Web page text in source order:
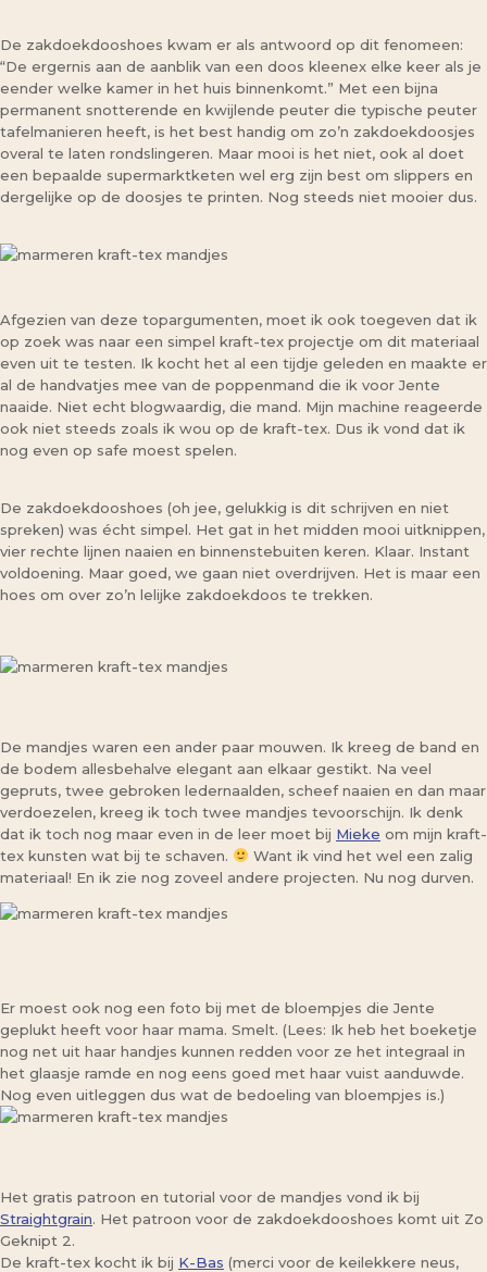
De zakdoekdooshoes kwam er als antwoord op dit fenomeen:
“De ergernis aan de aanblik van een doos kleenex elke keer als je
eender welke kamer in het huis binnenkomt.” Met een bijna
permanent snotterende en kwijlende peuter die typische peuter
tafelmanieren heeft, is het best handig om zo’n zakdoekdoosjes
overal te laten rondslingeren. Maar mooi is het niet, ook al doet
een bepaalde supermarktketen wel erg zijn best om slippers en
dergelijke op de doosjes te printen. Nog steeds niet mooier dus.
Afgezien van deze topargumenten, moet ik ook toegeven dat ik
op zoek was naar een simpel kraft-tex projectje om dit materiaal
even uit te testen. Ik kocht het al een tijdje geleden en maakte er
al de handvatjes mee van de poppenmand die ik voor Jente
naaide. Niet echt blogwaardig, die mand. Mijn machine reageerde
ook niet steeds zoals ik wou op de kraft-tex. Dus ik vond dat ik
nog even op safe moest spelen.
De zakdoekdooshoes (oh jee, gelukkig is dit schrijven en niet
spreken) was écht simpel. Het gat in het midden mooi uitknippen,
vier rechte lijnen naaien en binnenstebuiten keren. Klaar. Instant
voldoening. Maar goed, we gaan niet overdrijven. Het is maar een
hoes om over zo’n lelijke zakdoekdoos te trekken.
De mandjes waren een ander paar mouwen. Ik kreeg de band en
de bodem allesbehalve elegant aan elkaar gestikt. Na veel
gepruts, twee gebroken ledernaalden, scheef naaien en dan maar
verdoezelen, kreeg ik toch twee mandjes tevoorschijn. Ik denk
dat ik toch nog maar even in de leer moet bij Mieke om mijn kraft-
tex kunsten wat bij te schaven.
Want ik vind het wel een zalig
materiaal! En ik zie nog zoveel andere projecten. Nu nog durven.
Er moest ook nog een foto bij met de bloempjes die Jente
geplukt heeft voor haar mama. Smelt. (Lees: Ik heb het boeketje
nog net uit haar handjes kunnen redden voor ze het integraal in
het glaasje ramde en nog eens goed met haar vuist aanduwde.
Nog even uitleggen dus wat de bedoeling van bloempjes is.)
Het gratis patroon en tutorial voor de mandjes vond ik bij
Straightgrain. Het patroon voor de zakdoekdooshoes komt uit Zo
Geknipt 2.
De kraft-tex kocht ik bij K-Bas (merci voor de keilekkere neus,